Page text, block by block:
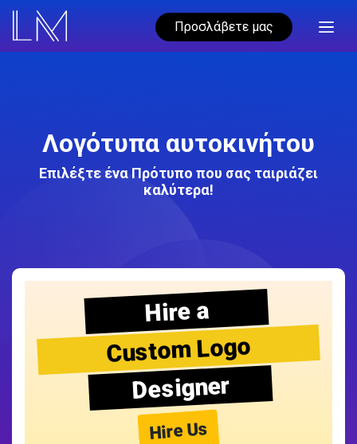
Προσλάβετε μας
Λογότυπα αυτοκινήτου
Επιλέξτε ένα Πρότυπο που σας ταιριάζει
καλύτερα!
Hire a
Custom Logo
Designer
Hire Us